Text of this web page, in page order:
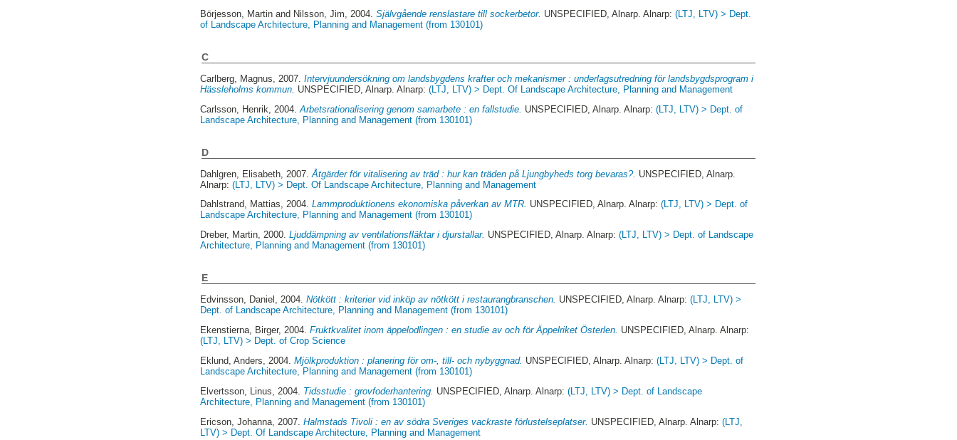
Börjesson, Martin and Nilsson, Jim , 2004.Självgående renslastare till sockerbetor. UNSPECIFIED, Alnarp. Alnarp:(LTJ, LTV) > Dept.
of Landscape Architecture, Planning and Management (from 130101)
C
Carlberg, Magnus , 2007.Intervjuundersökning om landsbygdens krafter och mekanismer : underlagsutredning för landsbygdsprogram i
Hässleholms kommun. UNSPECIFIED, Alnarp. Alnarp:(LTJ, LTV) > Dept. Of Landscape Architecture, Planning and Management
Carlsson, Henrik , 2004.Arbetsrationalisering genom samarbete : en fallstudie. UNSPECIFIED, Alnarp. Alnarp:(LTJ, LTV) > Dept. of
Landscape Architecture, Planning and Management (from 130101)
D
Dahlgren, Elisabeth , 2007.Åtgärder för vitalisering av träd : hur kan träden på Ljungbyheds torg bevaras?. UNSPECIFIED, Alnarp.
Alnarp:(LTJ, LTV) > Dept. Of Landscape Architecture, Planning and Management
Dahlstrand, Mattias, 2004.Lammproduktionens ekonomiska påverkan av MTR. UNSPECIFIED, Alnarp. Alnarp:(LTJ, LTV) > Dept. of
Landscape Architecture, Planning and Management (from 130101)
Dreber, Martin, 2000.Ljuddämpning av ventilationsfläktar i djurstallar. UNSPECIFIED, Alnarp. Alnarp:(LTJ, LTV) > Dept. of Landscape
Architecture, Planning and Management (from 130101)
E
Edvinsson, Daniel , 2004.Nötkött : kriterier vid inköp av nötkött i restaurangbranschen. UNSPECIFIED, Alnarp. Alnarp:(LTJ, LTV) >
Dept. of Landscape Architecture, Planning and Management (from 130101)
Ekenstierna, Birger, 2004.Fruktkvalitet inom äppelodlingen : en studie av och för Äppelriket Österlen. UNSPECIFIED, Alnarp. Alnarp:
(LTJ, LTV) > Dept. of Crop Science
Eklund, Anders , 2004.Mjölkproduktion : planering för om-, till- och nybyggnad. UNSPECIFIED, Alnarp. Alnarp:(LTJ, LTV) > Dept. of
Landscape Architecture, Planning and Management (from 130101)
Elvertsson, Linus , 2004. Tidsstudie : grovfoderhantering. UNSPECIFIED, Alnarp. Alnarp:(LTJ, LTV) > Dept. of Landscape
Architecture, Planning and Management (from 130101)
Ericson, Johanna , 2007.Halmstads Tivoli : en av södra Sveriges vackraste förlustelseplatser. UNSPECIFIED, Alnarp. Alnarp:(LTJ,
LTV) > Dept. Of Landscape Architecture, Planning and Management